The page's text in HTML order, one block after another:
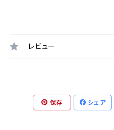
レビュー
保存 シェア